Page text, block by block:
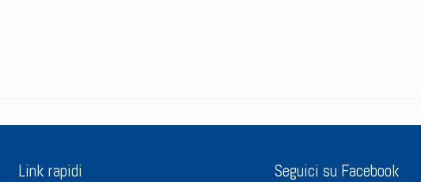
Link rapidi Seguici su Facebook